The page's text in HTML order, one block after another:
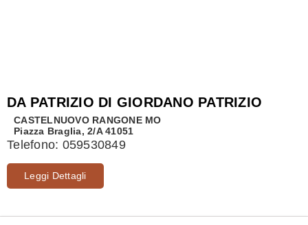
DA PATRIZIO DI GIORDANO PATRIZIO
CASTELNUOVO RANGONE MO
Piazza Braglia, 2/A 41051
Telefono: 059530849
Leggi Dettagli